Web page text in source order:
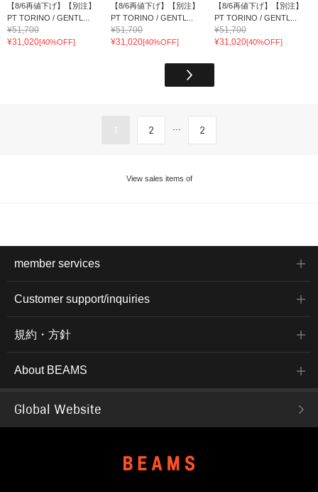
【8/6再値下げ】【別注】
PT TORINO / GENTL...
¥51,700
¥31,020[40%OFF]
【8/6再値下げ】【別注】
PT TORINO / GENTL...
¥51,700
¥31,020[40%OFF]
【8/6再値下げ】【別注】
PT TORINO / GENTL...
¥51,700
¥31,020[40%OFF]
1 2 ... 2
View sales items of
member services
Customer support/inquiries
規約・方針
About BEAMS
Global Website